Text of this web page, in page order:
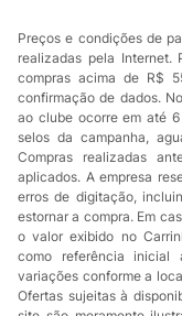
Preços e condições de
realizadas pela Internet.
compras acima de R$
confirmação de dados.
ao clube ocorre em até
selos da campanha,
Compras realizadas
aplicados. A empresa
erros de digitação,
estornar a compra. Em
o valor exibido no
como referência inicial
variações conforme a
Ofertas sujeitas à